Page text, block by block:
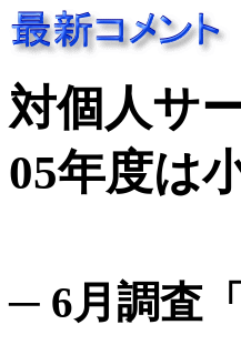
対個人サ
05年度は
─ 6月調査